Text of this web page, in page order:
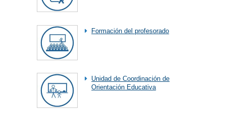
Formación del profesorado
Unidad de Coordinación de
Orientación Educativa